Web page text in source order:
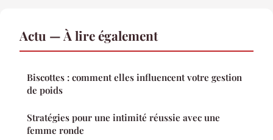
Actu — À lire également
Biscottes : comment elles influencent votre gestion
de poids
Stratégies pour une intimité réussie avec une
femme ronde